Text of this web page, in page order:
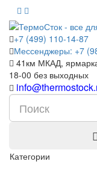
+7 (499) 110-14-87
Мессенджеры: +7
41км МКАД,
18-00 без выходных
Категории